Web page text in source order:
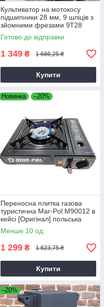
Культиватор на мотокосу
підшипники 28 мм, 9 шліців з
зйомними фрезами 9T28
Готово до відправки
1 349 ₴ 1 686,25 ₴
Купити
Новинка –20%
Переносна плитка газова
туристична Mar-Pol M90012 в
кейсі [Оригінал] польська
Менше 10 од.
1 299 ₴ 1 623,75 ₴
Купити
–20%